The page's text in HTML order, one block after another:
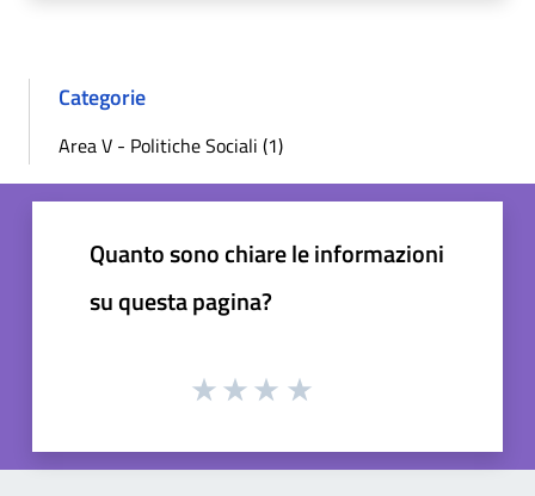
Categorie
Area V - Politiche Sociali (1)
Quanto sono chiare le informazioni
su questa pagina?